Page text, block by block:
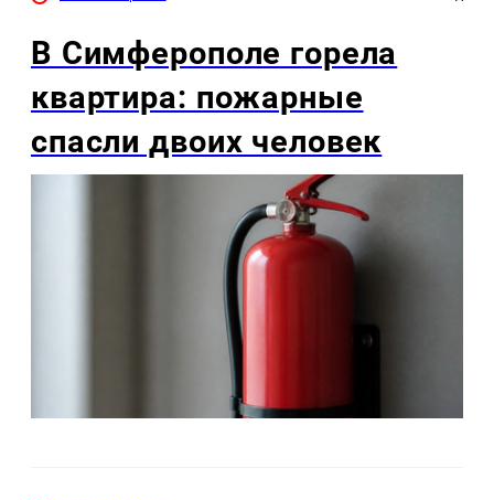
В Симферополе горела
квартира: пожарные
спасли двоих человек